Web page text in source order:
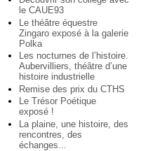
le CAUE93
Le théâtre équestre
Zingaro exposé à la galerie
Polka
Les nocturnes de l’histoire.
Aubervilliers, théâtre d’une
histoire industrielle
Remise des prix du CTHS
Le Trésor Poétique
exposé !
La plaine, une histoire, des
rencontres, des
échanges...